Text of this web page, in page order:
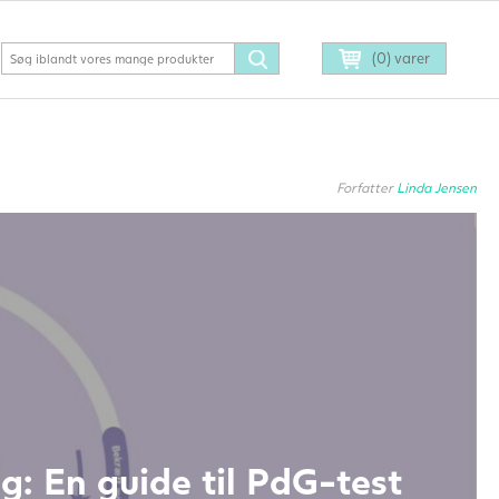
(0) varer
Forfatter Linda Jensen
En guide til PdG-test